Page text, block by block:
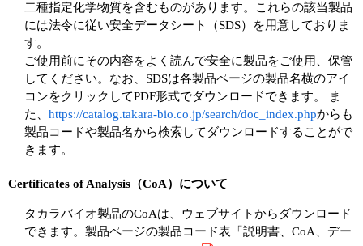
二種指定化学物質を含むものがあります。これらの該当製品
には法令に従い安全データシート（SDS）を用意しておりま
す。
ご使用前にその内容をよく読んで安全に製品をご使用、保管
してください。なお、SDSは各製品ページの製品名横のアイ
コンをクリックしてPDF形式でダウンロードできます。 ま
た、 https://catalog.takara-bio.co.jp/search/doc_index.phpからも
製品コードや製品名から検索してダウンロードすることがで
きます。
Certificates of Analysis（CoA）について
タカラバイオ製品のCoAは、ウェブサイトからダウンロード
できます。製品ページの製品コード表「説明書、CoA、デー